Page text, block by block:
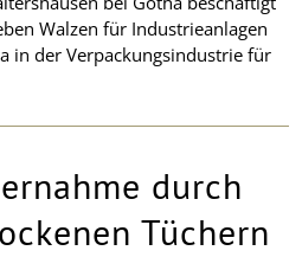
Walzen für Industrieanlagen
in der Verpackungsindustrie für
durch
Tüchern